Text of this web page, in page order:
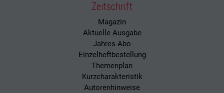
Zeitschrift
Magazin
Aktuelle Ausgabe
Jahres-Abo
Einzelheftbestellung
Themenplan
Kurzcharakteristik
Autorenhinweise